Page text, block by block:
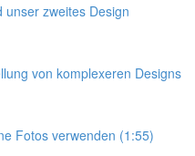
zweites Design
von komplexeren Designs
Fotos verwenden (1:55)